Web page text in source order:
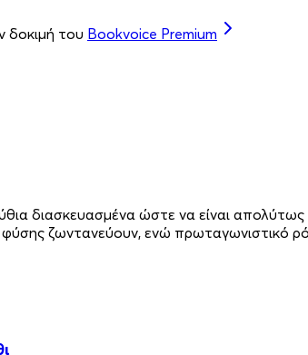
δοκιμή του Bookvoice Premium
διασκευασμένα ώστε να είναι
ζωντανεύουν, ενώ πρωταγωνιστικό